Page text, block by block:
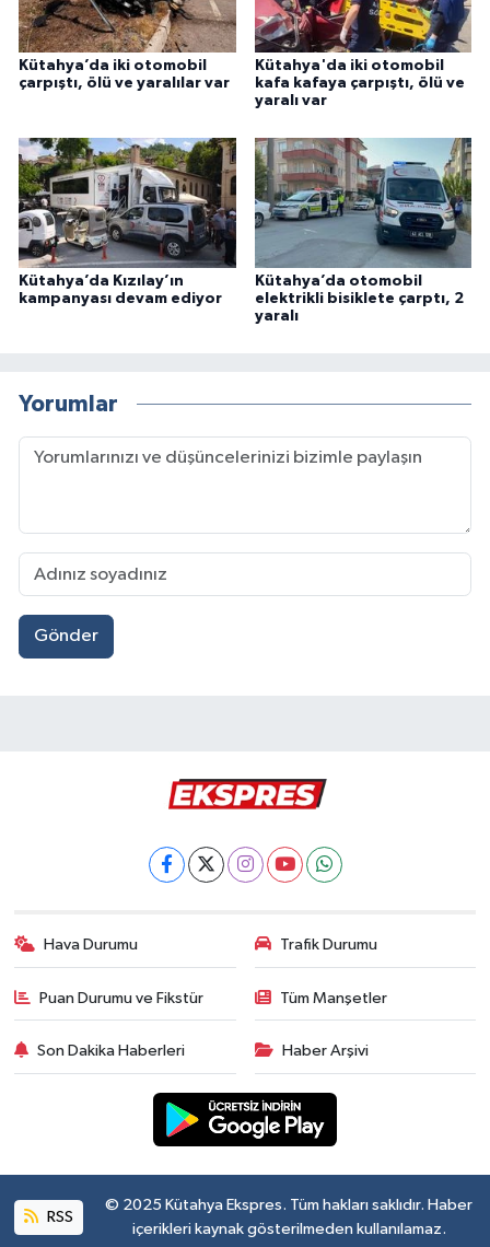
Kütahya’da iki otomobil
çarpıştı, ölü ve yaralılar var
Kütahya'da iki otomobil
kafa kafaya çarpıştı, ölü ve
yaralı var
Kütahya’da Kızılay’ın
kampanyası devam ediyor
Kütahya’da otomobil
elektrikli bisiklete çarptı, 2
yaralı
Yorumlar
Gönder
Hava Durumu Trafik Durumu
Puan Durumu ve Fikstür Tüm Manşetler
Son Dakika Haberleri Haber Arşivi
RSS
© 2025 Kütahya Ekspres. Tüm hakları saklıdır. Haber
içerikleri kaynak gösterilmeden kullanılamaz.